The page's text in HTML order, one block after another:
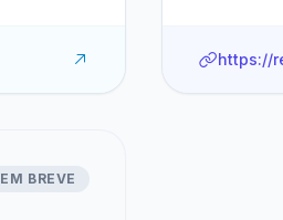
https://
EM BREVE